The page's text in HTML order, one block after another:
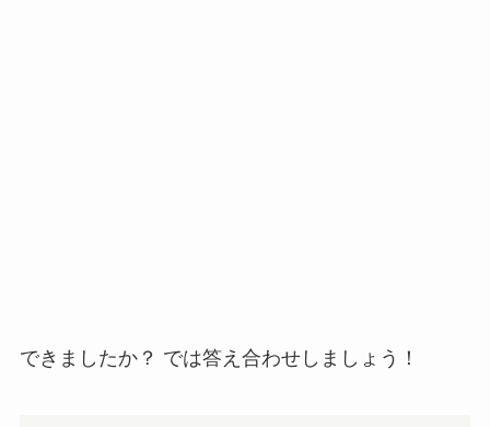
できましたか？ では答え合わせしましょう！